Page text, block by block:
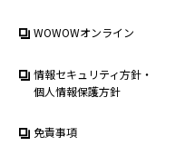
WOWOWオンライン
情報セキュリティ方針・
個人情報保護方針
免責事項